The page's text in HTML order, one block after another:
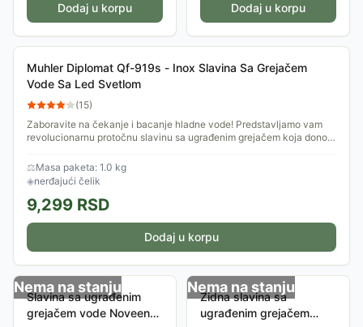
Dodaj u korpu Dodaj u korpu
Muhler Diplomat Qf-919s - Inox Slavina Sa Grejačem
Vode Sa Led Svetlom
(15)
Zaboravite na čekanje i bacanje hladne vode! Predstavljamo vam
revolucionarnu protočnu slavinu sa ugrađenim grejačem koja donosi
⚖Masa paketa: 1.0 kg
◈nerđajući čelik
9,299 RSD
Dodaj u korpu
Nema na stanju
Slavina sa ugrađenim
grejačem vode Noveen
Nema na stanju
Zidna slavina sa
ugrađenim grejačem